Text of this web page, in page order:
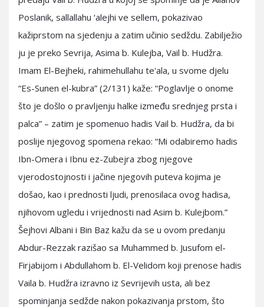
Poslanik, sallallahu ‘alejhi ve sellem, pokazivao
kažiprstom na sjedenju a zatim učinio sedždu. Zabilježio
ju je preko Sevrija, Asima b. Kulejba, Vail b. Hudžra.
Imam El-Bejheki, rahimehullahu te'ala, u svome djelu
“Es-Sunen el-kubra” (2/131) kaže: “Poglavlje o onome
što je došlo o pravljenju halke između srednjeg prsta i
palca” – zatim je spomenuo hadis Vail b. Hudžra, da bi
poslije njegovog spomena rekao: “Mi odabiremo hadis
Ibn-Omera i Ibnu ez-Zubejra zbog njegove
vjerodostojnosti i jačine njegovih puteva kojima je
došao, kao i prednosti ljudi, prenosilaca ovog hadisa,
njihovom ugledu i vrijednosti nad Asim b. Kulejbom.”
Šejhovi Albani i Bin Baz kažu da se u ovom predanju
Abdur-Rezzak razišao sa Muhammed b. Jusufom el-
Firjabijom i Abdullahom b. El-Velidom koji prenose hadis
Vaila b. Hudžra izravno iz Sevrijevih usta, ali bez
spominjanja sedžde nakon pokazivanja prstom, što